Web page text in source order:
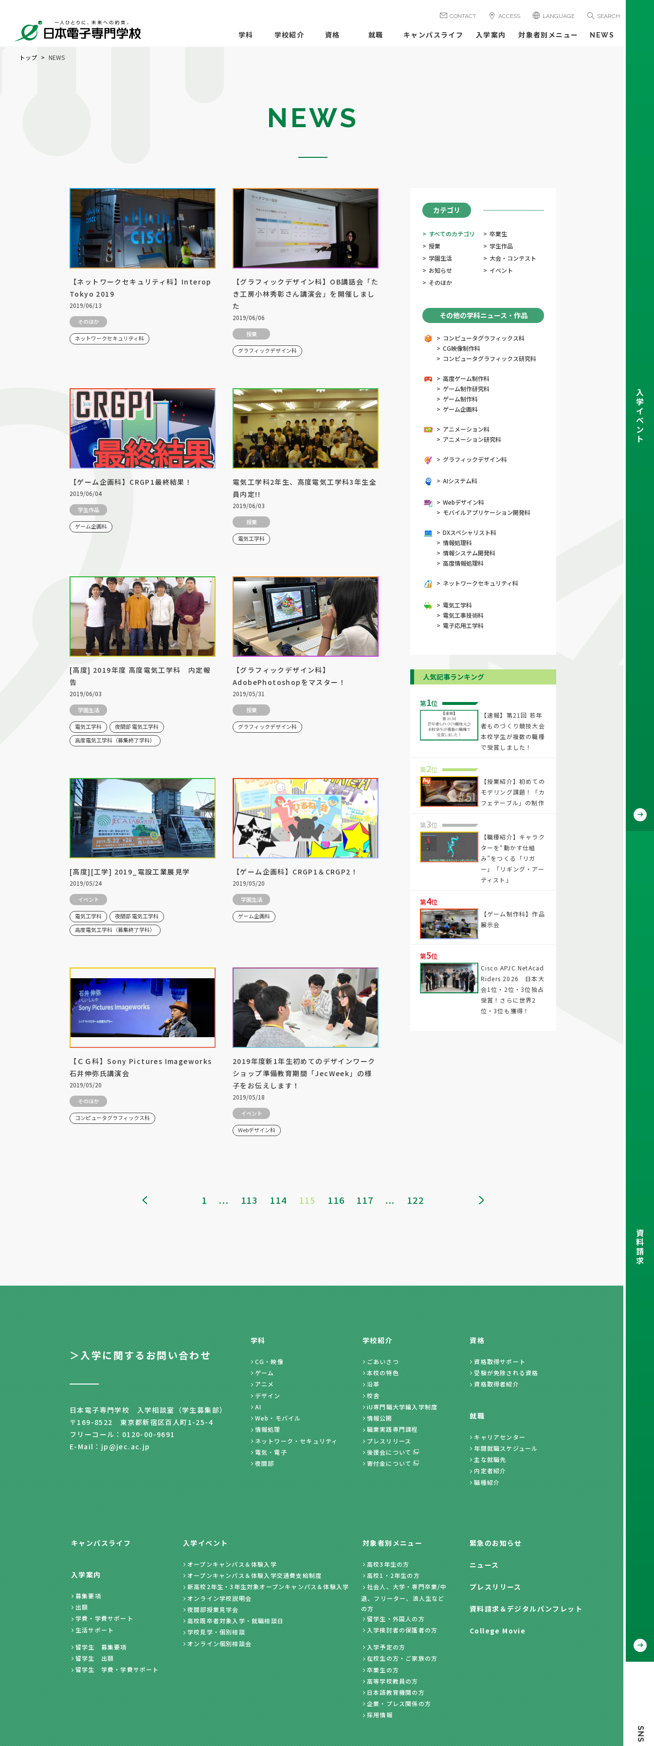
CONTACT ACCESS LANGUAGE SEARCH
学科 学校紹介 資格 就職 キャンパスライフ 入学案内 対象者別メニュー NEWS
トップ NEWS
NEWS
【ネットワークセキュリティ科】Interop
Tokyo 2019
2019/06/13
そのほか
ネットワークセキュリティ科
【グラフィックデザイン科】OB講話会「た
き工房小林秀彰さん講演会」を開催しまし
た
2019/06/06
授業
グラフィックデザイン科
【ゲーム企画科】CRGP1最終結果！
2019/06/04
学生作品
ゲーム企画科
電気工学科2年生、高度電気工学科3年生全
員内定!!
2019/06/03
授業
電気工学科
[高度] 2019年度 高度電気工学科 内定報
告
2019/06/03
学園生活
電気工学科
夜間部 電気工学科
高度電気工学科（募集終了学科）
【グラフィックデザイン科】
AdobePhotoshopをマスター！
2019/05/31
授業
グラフィックデザイン科
[高度][工学] 2019_電設工業展見学
2019/05/24
イベント
電気工学科
夜間部 電気工学科
高度電気工学科（募集終了学科）
【ゲーム企画科】CRGP1＆CRGP2！
2019/05/20
学園生活
ゲーム企画科
【ＣＧ科】Sony Pictures Imageworks
石井伸弥氏講演会
2019/05/20
そのほか
コンピュータグラフィックス科
2019年度新1年生初めてのデザインワーク
ショップ準備教育期間「JecWeek」の様
子をお伝えします！
2019/05/18
イベント
Webデザイン科
1 ... 113 114 115 116 117 ... 122
カテゴリ
> すべてのカテゴリ > 卒業生
> 授業 > 学生作品
> 学園生活 > 大会・コンテスト
> お知らせ > イベント
> そのほか
その他の学科ニュース・作品
> コンピュータグラフィックス科
> CG映像制作科
> コンピュータグラフィックス研究科
> 高度ゲーム制作科
> ゲーム制作研究科
> ゲーム制作科
> ゲーム企画科
> アニメーション科
> アニメーション研究科
> グラフィックデザイン科
> AIシステム科
> Webデザイン科
> モバイルアプリケーション開発科
> DXスペシャリスト科
> 情報処理科
> 情報システム開発科
> 高度情報処理科
> ネットワークセキュリティ科
> 電気工学科
> 電気工事技術科
> 電子応用工学科
人気記事ランキング
第1位
【速報】第21回 若年
者ものづくり競技大会
本校学生が複数の職種
で受賞しました！
第2位
【授業紹介】初めての
モデリング課題！「カ
フェテーブル」の制作
第3位
【職種紹介】キャラク
ターを“動かす仕組
み”をつくる「リガ
ー」「リギング・アー
ティスト」
第4位
【ゲーム制作科】作品
展示会
第5位
Cisco APJC NetAcad
Riders 2026 日本大
会1位・2位・3位独占
受賞！さらに世界2
位・3位も獲得！
＞入学に関するお問い合わせ
日本電子専門学校 入学相談室（学生募集部）
〒169-8522 東京都新宿区百人町1-25-4
フリーコール：0120-00-9691
E-Mail：jp@jec.ac.jp
学科
CG・映像
ゲーム
アニメ
デザイン
AI
Web・モバイル
情報処理
ネットワーク・セキュリティ
電気・電子
夜間部
学校紹介
ごあいさつ
本校の特色
沿革
校舎
iU専門職大学編入学制度
情報公開
職業実践専門課程
プレスリリース
後援会について
寄付金について
資格
資格取得サポート
受験が免除される資格
資格取得者紹介
就職
キャリアセンター
年間就職スケジュール
主な就職先
内定者紹介
職種紹介
キャンパスライフ
入学案内
募集要項
出願
学費・学費サポート
生活サポート
留学生 募集要項
留学生 出願
留学生 学費・学費サポート
入学イベント
オープンキャンパス＆体験入学
オープンキャンパス＆体験入学交通費支給制度
新高校2年生・3年生対象オープンキャンパス＆体験入学
オンライン学校説明会
夜間部授業見学会
高校既卒者対象入学・就職相談日
学校見学・個別相談
オンライン個別相談会
対象者別メニュー
高校3年生の方
高校1・2年生の方
社会人、大学・専門卒業/中
退、フリーター、浪人生など
の方
留学生・外国人の方
入学検討者の保護者の方
入学予定の方
在校生の方・ご家族の方
卒業生の方
高等学校教員の方
日本語教育機関の方
企業・プレス関係の方
採用情報
緊急のお知らせ
ニュース
プレスリリース
資料請求 ＆デジタルパンフレット
College Movie
入
学
イ
ベ
ン
ト
資
料
請
求
SNS